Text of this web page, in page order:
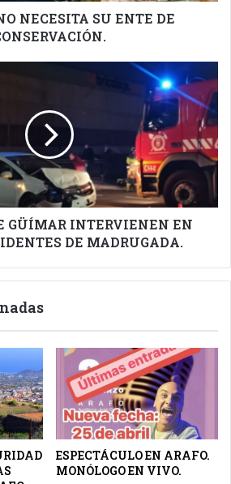
NECESITA SU ENTE DE
GÜÍMAR INTERVIENEN EN
DE MADRUGADA.
ESPECTÁCULO EN ARAFO.
MONÓLOGO EN VIVO.